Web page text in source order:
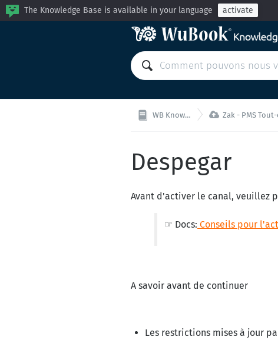
The Knowledge Base is available in your language activate
WB Knowledge Base  Zak - PMS Tout-en-un
Despegar
Avant d'activer le canal, veuillez
☞ Docs: Conseils pour
A savoir avant de continuer
Les restrictions mises à jour